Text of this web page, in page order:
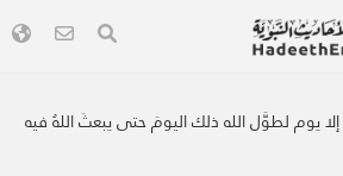
يوم لطوَّل الله ذلك اليومَ حتى يبعثَ اللهُ فيه